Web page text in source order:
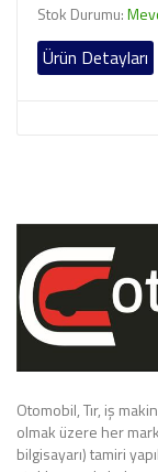
Stok Durumu:
Ürün Detayları
Otomobil, Tır, iş
olmak üzere her
bilgisayarı) tamiri